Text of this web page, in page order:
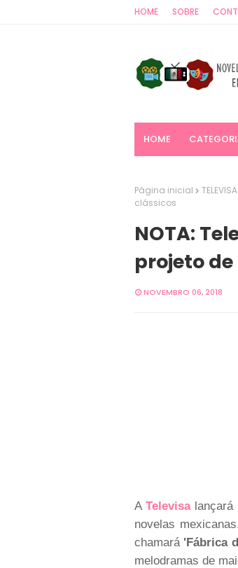
HOME SOBRE
HOME
Página inicial TELEVISA
clássicos
NOTA:
projeto
NOVEMBRO 06, 2018
ATelevisalançará
novelas
chamará 'Fábrica
melodramas de